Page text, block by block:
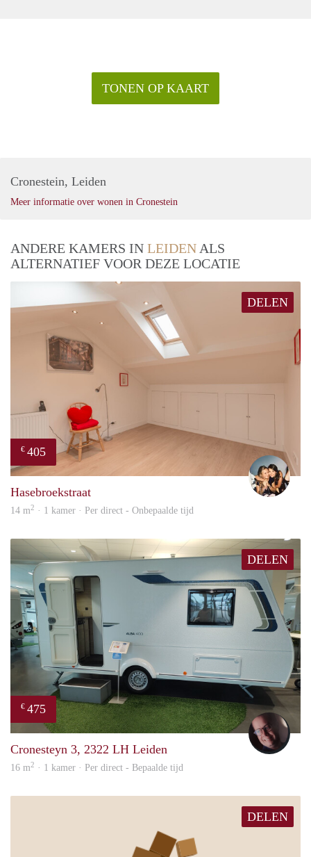
TONEN OP KAART
Cronestein, Leiden
Meer informatie over wonen in Cronestein
ANDERE KAMERS IN LEIDEN ALS
ALTERNATIEF VOOR DEZE LOCATIE
DELEN
€ 405
Hasebroekstraat
14 m2 · 1 kamer · Per direct - Onbepaalde tijd
DELEN
€ 475
Cronesteyn 3, 2322 LH Leiden
16 m2 · 1 kamer · Per direct - Bepaalde tijd
DELEN